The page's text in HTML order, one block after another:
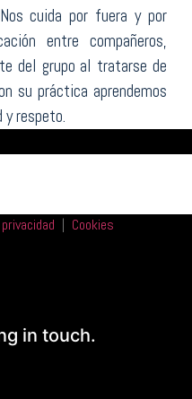
cuida por fuera y por
entre compañeros,
del grupo al tratarse de
su práctica aprendemos
y respeto.
| Cookies
in touch.